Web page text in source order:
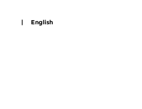
| English